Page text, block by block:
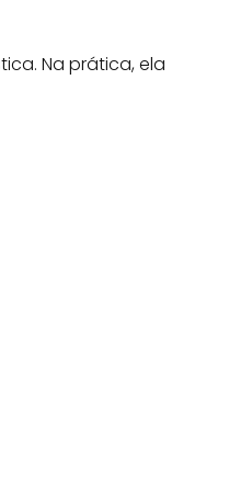
Na prática, ela